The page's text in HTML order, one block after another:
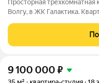
Просторная
Волгу, в ЖК Галактика.
Кухни-Гостиной, Трех
С/У+ Душевая,
9 100 000 ₽